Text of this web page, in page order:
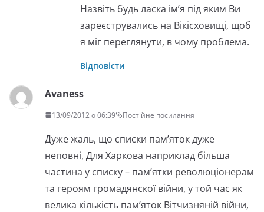
Назвіть будь ласка ім’я під яким Ви
зареєструвались на Вікісховищі, щоб
я міг переглянути, в чому проблема.
Відповісти
Avaness
13/09/2012 о 06:39 Постійне посилання
Дуже жаль, що списки пам’яток дуже
неповні, Для Харкова наприклад більша
частина у списку – пам’ятки революціонерам
та героям громадянскої війни, у той час як
велика кількість пам’яток Вітчизняній війни,